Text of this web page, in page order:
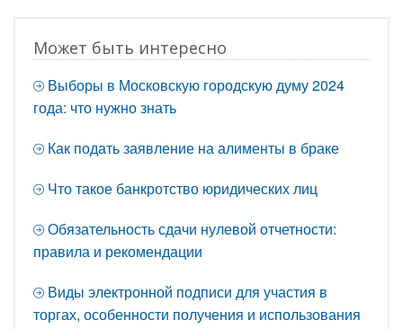
Может быть интересно
Выборы в Московскую городскую думу 2024
года: что нужно знать
Как подать заявление на алименты в браке
Что такое банкротство юридических лиц
Обязательность сдачи нулевой отчетности:
правила и рекомендации
Виды электронной подписи для участия в
торгах, особенности получения и использования